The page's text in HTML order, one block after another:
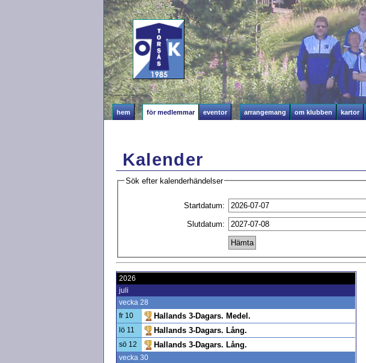
hem för medlemmar eventor arrangemang om klubben kartor
Kalender
Sök efter kalenderhändelser
Startdatum:
Slutdatum:
2026
juli
vecka 28
fr 10
Hallands 3-Dagars. Medel.
lö 11 Hallands 3-Dagars. Lång.
sö 12 Hallands 3-Dagars. Lång.
vecka 30